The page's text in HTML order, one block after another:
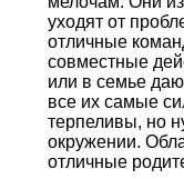
уходят от
отличные
совместные
или в семье
все их самые
терпеливы, но
окружении.
отличные